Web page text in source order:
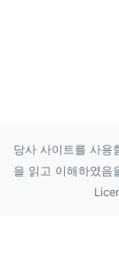
당사 사이트를 사용
을 읽고 이해하였음